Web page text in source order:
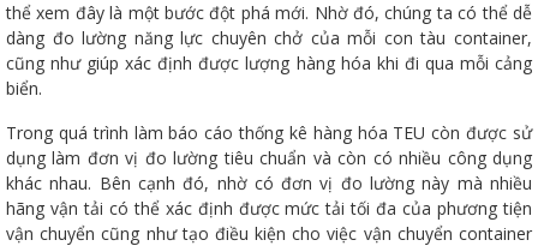
thể xem đây là một bước đột phá mới. Nhờ đó, chúng ta có thể dễ
dàng đo lường năng lực chuyên chở của mỗi con tàu container,
cũng như giúp xác định được lượng hàng hóa khi đi qua mỗi cảng
biển.
Trong quá trình làm báo cáo thống kê hàng hóa TEU còn được sử
dụng làm đơn vị đo lường tiêu chuẩn và còn có nhiều công dụng
khác nhau. Bên cạnh đó, nhờ có đơn vị đo lường này mà nhiều
hãng vận tải có thể xác định được mức tải tối đa của phương tiện
vận chuyển cũng như tạo điều kiện cho việc vận chuyển container